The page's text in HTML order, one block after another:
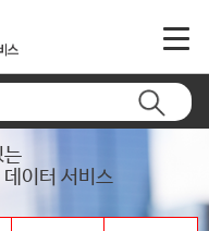
는
이터 서비스